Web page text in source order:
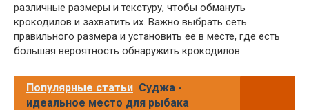
различные размеры и текстуру, чтобы обмануть
крокодилов и захватить их. Важно выбрать сеть
правильного размера и установить ее в месте, где есть
большая вероятность обнаружить крокодилов.
Популярные статьи Суджа -
идеальное место для рыбака